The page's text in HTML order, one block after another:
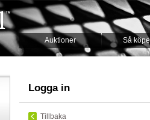
Auktioner Så
Logga in
Tillbaka